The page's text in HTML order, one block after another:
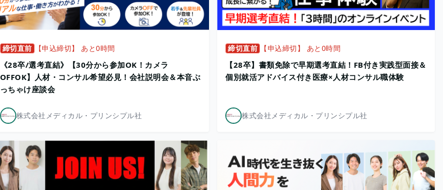
締切直前 【申込締切】 あと0時間
《28卒/選考直結》【30分から参加OK！カメラ
OFFOK】人材・コンサル希望必見！会社説明会＆本音ぶ
っちゃけ座談会
株式会社メディカル・プリンシプル社
締切直前 【申込締切】 あと0時間
【28卒】書類免除で早期選考直結！FB付き実践型面接＆
個別就活アドバイス付き医療×人材コンサル職体験
株式会社メディカル・プリンシプル社